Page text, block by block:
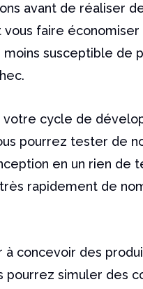
avant de réaliser
vous faire
moins susceptible de
cycle de
pourrez tester de
en un rien de
rapidement de
à concevoir des
pourrez simuler des